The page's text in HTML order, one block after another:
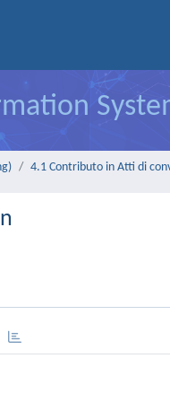
4.1 Contributo in Atti di